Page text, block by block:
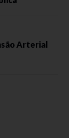
Arterial